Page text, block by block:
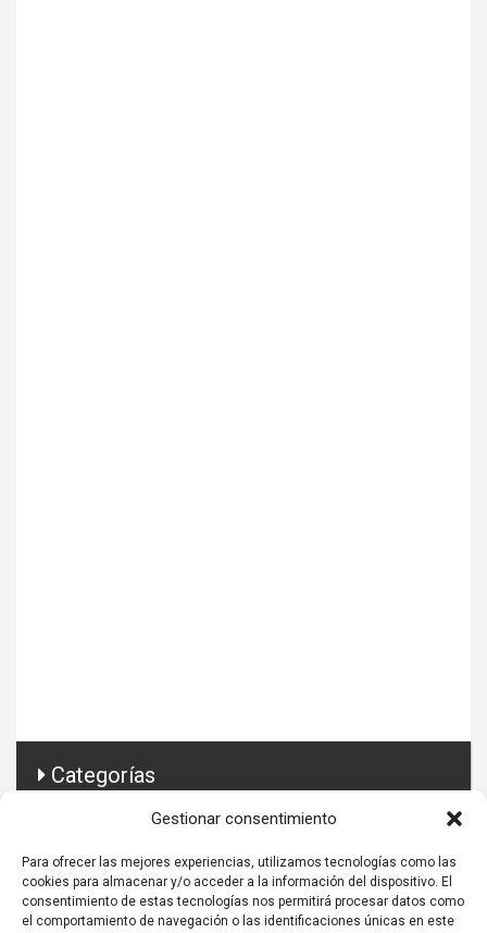
Gestionar consentimiento
Para ofrecer las mejores experiencias, utilizamos tecnologías como las
cookies para almacenar y/o acceder a la información del dispositivo. El
consentimiento de estas tecnologías nos permitirá procesar datos como
el comportamiento de navegación o las identificaciones únicas en este
Categorías
Guía ecommerce
Todo sobre ERP